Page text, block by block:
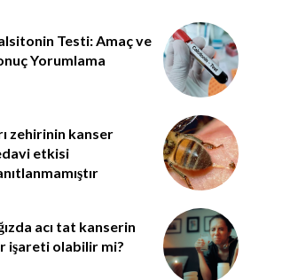
Testi: Amaç ve
Yorumlama
zehirinin kanser
etkisi
acı tat kanserin
işareti olabilir mi?